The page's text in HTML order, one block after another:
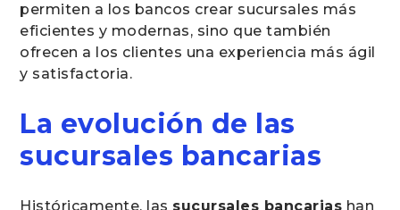
permiten a los bancos crear sucursales más
eficientes y modernas, sino que también
ofrecen a los clientes una experiencia más ágil
y satisfactoria.
La evolución de las
sucursales bancarias
Históricamente, las sucursales bancarias han